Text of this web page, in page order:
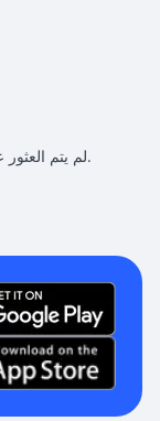
لم يتم العثور على مقالات مطابقة للبحث الذي تم تحديده.